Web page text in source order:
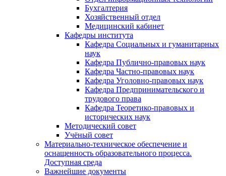
Бухгалтерия
Хозяйственный отдел
Медицинский кабинет
Кафедры института
Кафедра Социальных и гуманитарных
наук
Кафедра Публично-правовых наук
Кафедра Частно-правовых наук
Кафедра Уголовно-правовых наук
Кафедра Предпринимательского и
трудового права
Кафедра Теоретико-правовых и
исторических наук
Методический совет
Учёный совет
Материально-техническое обеспечение и
оснащенность образовательного процесса.
Доступная среда
Важнейшие документы